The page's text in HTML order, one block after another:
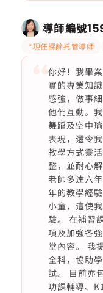
導師編號
*現仼課餘托管導師
你好！我畢
實的專業知
感強，做事
他們互動。
舞蹈及空中
表現，還令
教學方式靈
整，並耐心
老師多達六
年的教學經
小童，這使
驗。 在補習
項及加強各
堂內容。 我
全科，協助
試。 目前亦
功課輔導、